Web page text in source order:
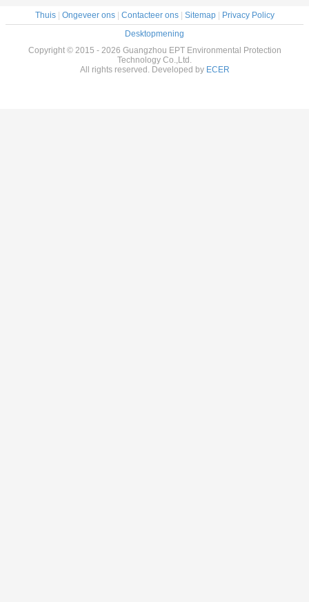
Thuis| Ongeveer ons| Contacteer ons| Sitemap| Privacy Policy
Desktopmening
Copyright © 2015 - 2026 Guangzhou EPT Environmental Protection
Technology Co.,Ltd.
All rights reserved. Developed by ECER